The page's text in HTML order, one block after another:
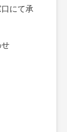
にて承
せ